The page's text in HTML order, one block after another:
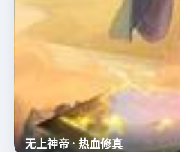
名侦探柯南（中配）